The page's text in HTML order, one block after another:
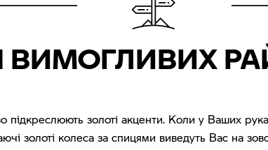
підкреслюють золоті акценти. Коли у Ваших
золоті колеса за спицями виведуть Вас на